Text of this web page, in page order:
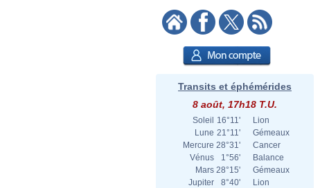
Transits et éphémérides
8 août, 17h18 T.U.
Soleil 16°11'
Lion
Lune 21°11'
Gémeaux
Mercure 28°31'
Cancer
Vénus
1°56'
Balance
Mars 28°15'
Gémeaux
Jupiter
8°40'
Lion